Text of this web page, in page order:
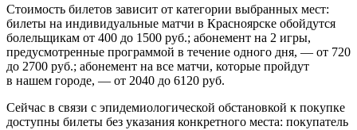
Стоимость билетов зависит от категории выбранных мест:
билеты на индивидуальные матчи в Красноярске обойдутся
болельщикам от 400 до 1500 руб.; абонемент на 2 игры,
предусмотренные программой в течение одного дня, — от 720
до 2700 руб.; абонемент на все матчи, которые пройдут
в нашем городе, — от 2040 до 6120 руб.
Сейчас в связи с эпидемиологической обстановкой к покупке
доступны билеты без указания конкретного места: покупатель